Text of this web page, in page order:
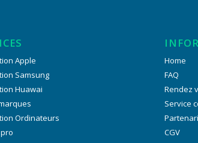
Apple
Samsung
Huawai
Ordinateurs
Home
FAQ
Rendez
Service
CGV